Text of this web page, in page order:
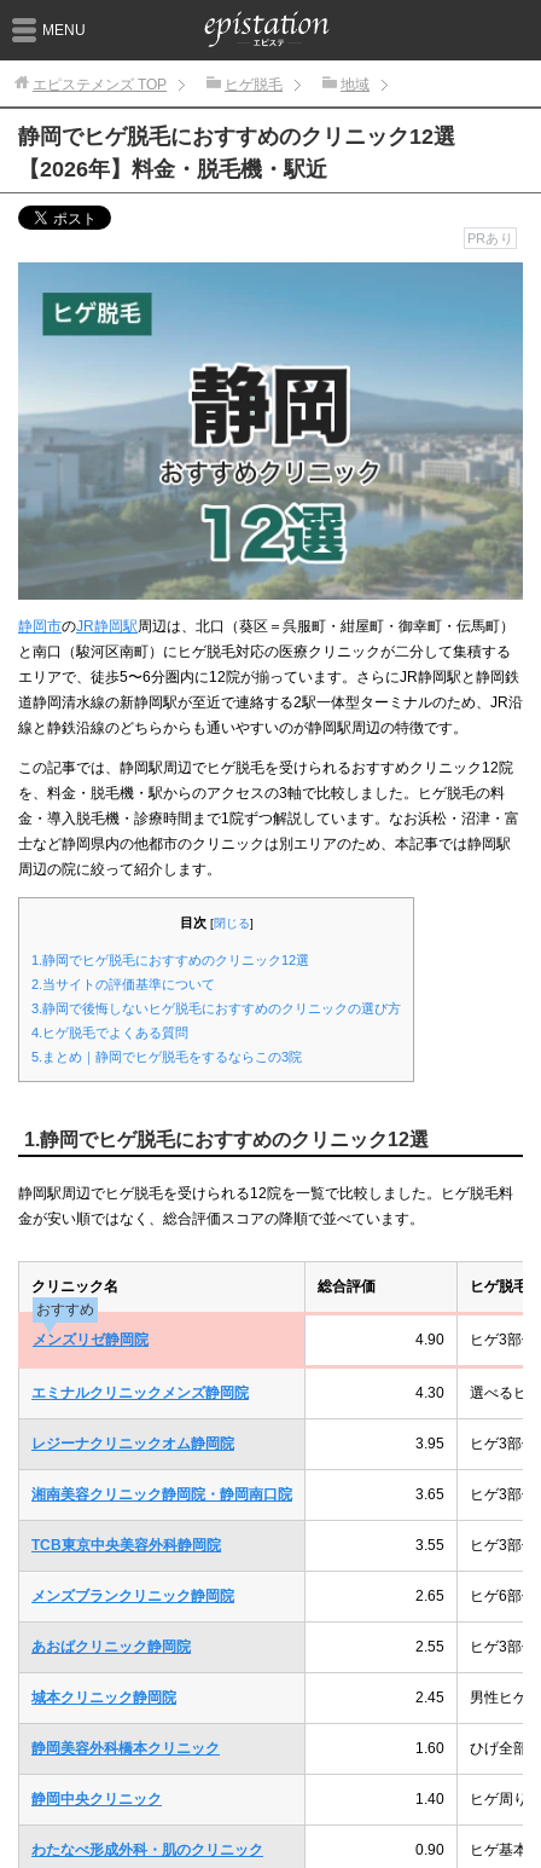
MENU
エピステメンズ TOP ヒゲ脱毛 地域
静岡でヒゲ脱毛におすすめのクリニック12選
【2026年】料金・脱毛機・駅近
PRあり
静岡市のJR静岡駅周辺は、北口（葵区＝呉服町・紺屋町・御幸町・伝馬町）
と南口（駿河区南町）にヒゲ脱毛対応の医療クリニックが二分して集積する
エリアで、徒歩5〜6分圏内に12院が揃っています。さらにJR静岡駅と静岡鉄
道静岡清水線の新静岡駅が至近で連絡する2駅一体型ターミナルのため、JR沿
線と静鉄沿線のどちらからも通いやすいのが静岡駅周辺の特徴です。
この記事では、静岡駅周辺でヒゲ脱毛を受けられるおすすめクリニック12院
を、料金・脱毛機・駅からのアクセスの3軸で比較しました。ヒゲ脱毛の料
金・導入脱毛機・診療時間まで1院ずつ解説しています。なお浜松・沼津・富
士など静岡県内の他都市のクリニックは別エリアのため、本記事では静岡駅
周辺の院に絞って紹介します。
目次 [閉じる]
1.静岡でヒゲ脱毛におすすめのクリニック12選
2.当サイトの評価基準について
3.静岡で後悔しないヒゲ脱毛におすすめのクリニックの選び方
4.ヒゲ脱毛でよくある質問
5.まとめ｜静岡でヒゲ脱毛をするならこの3院
1.静岡でヒゲ脱毛におすすめのクリニック12選
静岡駅周辺でヒゲ脱毛を受けられる12院を一覧で比較しました。ヒゲ脱毛料
金が安い順ではなく、総合評価スコアの降順で並べています。
クリニック名 総合評価
ヒゲ脱毛
おすすめ
メンズリゼ静岡院
4.90 ヒゲ3部
エミナルクリニックメンズ静岡院 4.30 選べるヒ
レジーナクリニックオム静岡院 3.95 ヒゲ3部
湘南美容クリニック静岡院・静岡南口院 3.65 ヒゲ3部
TCB東京中央美容外科静岡院 3.55 ヒゲ3部
メンズブランクリニック静岡院 2.65 ヒゲ6部
あおばクリニック静岡院 2.55 ヒゲ3部
城本クリニック静岡院 2.45 男性ヒゲ
静岡美容外科橋本クリニック 1.60 ひげ全部5
静岡中央クリニック 1.40 ヒゲ周り
わたなべ形成外科・肌のクリニック 0.90 ヒゲ基本